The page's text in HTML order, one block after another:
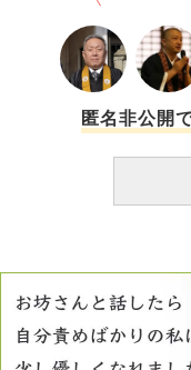
匿名非公開